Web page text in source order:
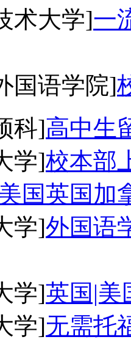
术大学]一
国语学院]
科]高中生
学]校本部
美国英国加
学]外国语
学]英国|美
学]无需托